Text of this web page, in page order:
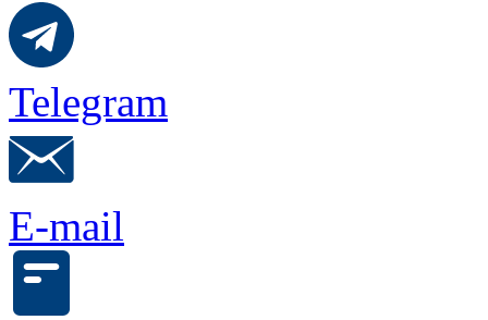
Telegram
E-mail